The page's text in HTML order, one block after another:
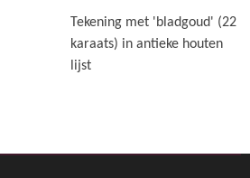
Tekening met 'bladgoud' (22
karaats) in antieke houten
lijst